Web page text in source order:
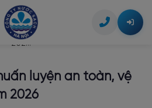
an toàn, vệ sinh lao động năm
202...
luyện an toàn, vệ
2026